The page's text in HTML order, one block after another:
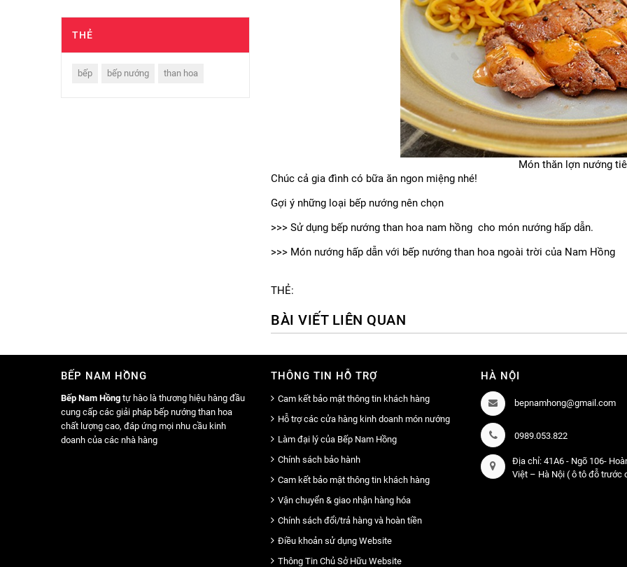
Món thăn lợn nướng
Chúc cả gia đình có bữa ăn ngon miệng nhé!
Gợi ý những loại bếp nướng nên chọn
>>> Sử dụng bếp nướng than hoa nam hồng cho món nướng hấp dẫn.
>>> Món nướng hấp dẫn với bếp nướng than hoa ngoài trời của Nam Hồng
THẺ:
BÀI VIẾT LIÊN QUAN
THẺ
bếp bếp nướng than hoa
BẾP NAM HỒNG
Bếp Nam Hồng tự hào là thương hiệu hàng đầu
cung cấp các giải pháp bếp nướng than hoa
chất lượng cao, đáp ứng mọi nhu cầu kinh
doanh của các nhà hàng
THÔNG TIN HỖ TRỢ
Cam kết bảo mật thông tin khách hàng
Hỗ trợ các cửa hàng kinh doanh món nướng
Làm đại lý của Bếp Nam Hồng
Chính sách bảo hành
Cam kết bảo mật thông tin khách hàng
Vận chuyển & giao nhận hàng hóa
Chính sách đổi/trả hàng và hoàn tiền
Điều khoản sử dụng Website
Thông Tin Chủ Sở Hữu Website
HÀ NỘI
bepnamhong@gmail.com
0989.053.822
Địa chỉ: 41A6 - Ngõ 106-
Việt – Hà Nội ( ô tô đỗ trước